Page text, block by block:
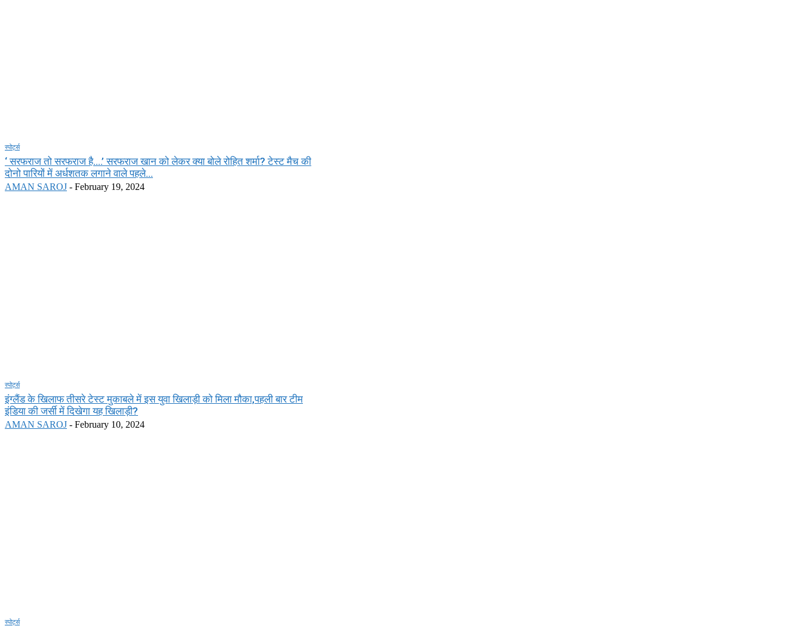
स्पोर्ट्स
‘ सरफराज तो सरफराज है….’ सरफराज खान को लेकर क्या बोले रोहित शर्मा? टेस्ट मैच की
दोनो पारियों में अर्धशतक लगाने वाले पहले...
AMAN SAROJ - February 19, 2024
स्पोर्ट्स
इंग्लैंड के खिलाफ तीसरे टेस्ट मुकाबले में इस युवा खिलाड़ी को मिला मौका,पहली बार टीम
इंडिया की जर्सी में दिखेगा यह खिलाड़ी?
AMAN SAROJ - February 10, 2024
स्पोर्ट्स